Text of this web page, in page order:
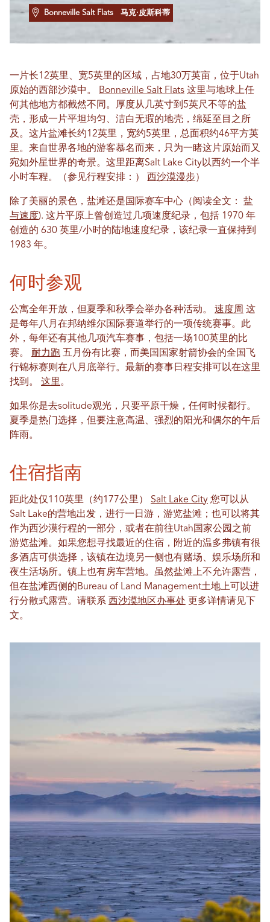
Bonneville Salt Flats 马克·皮斯科蒂
一片长12英里、宽5英里的区域，占地30万英亩，位于Utah
原始的西部沙漠中。
Bonneville Salt Flats 这里与地球上任
何其他地方都截然不同。厚度从几英寸到5英尺不等的盐
壳，形成一片平坦均匀、洁白无瑕的地壳，绵延至目之所
及。这片盐滩长约12英里，宽约5英里，总面积约46平方英
里。来自世界各地的游客慕名而来，只为一睹这片原始而又
宛如外星世界的奇景。这里距离Salt Lake City以西约一个半
小时车程。（参见行程安排：） 西沙漠漫步）
除了美丽的景色，盐滩还是国际赛车中心（阅读全文： 盐
与速度). 这片平原上曾创造过几项速度纪录，包括 1970 年
创造的 630 英里/小时的陆地速度纪录，该纪录一直保持到
1983 年。
何时参观
公寓全年开放，但夏季和秋季会举办各种活动。 速度周 这
是每年八月在邦纳维尔国际赛道举行的一项传统赛事。此
外，每年还有其他几项汽车赛事，包括一场100英里的比
赛。 耐力跑 五月份有比赛，而美国国家射箭协会的全国飞
行锦标赛则在八月底举行。最新的赛事日程安排可以在这里
找到。 这里。
如果你是去solitude观光，只要平原干燥，任何时候都行。
夏季是热门选择，但要注意高温、强烈的阳光和偶尔的午后
阵雨。
住宿指南
距此处仅110英里（约177公里） Salt Lake City 您可以从
Salt Lake的营地出发，进行一日游，游览盐滩；也可以将其
作为西沙漠行程的一部分，或者在前往Utah国家公园之前
游览盐滩。如果您想寻找最近的住宿，附近的温多弗镇有很
多酒店可供选择，该镇在边境另一侧也有赌场、娱乐场所和
夜生活场所。镇上也有房车营地。虽然盐滩上不允许露营，
但在盐滩西侧的Bureau of Land Management土地上可以进
行分散式露营。请联系 西沙漠地区办事处 更多详情请见下
文。